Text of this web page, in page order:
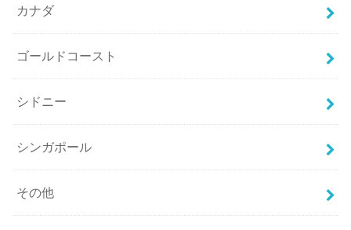
カナダ
ゴールドコースト
シドニー
シンガポール
その他